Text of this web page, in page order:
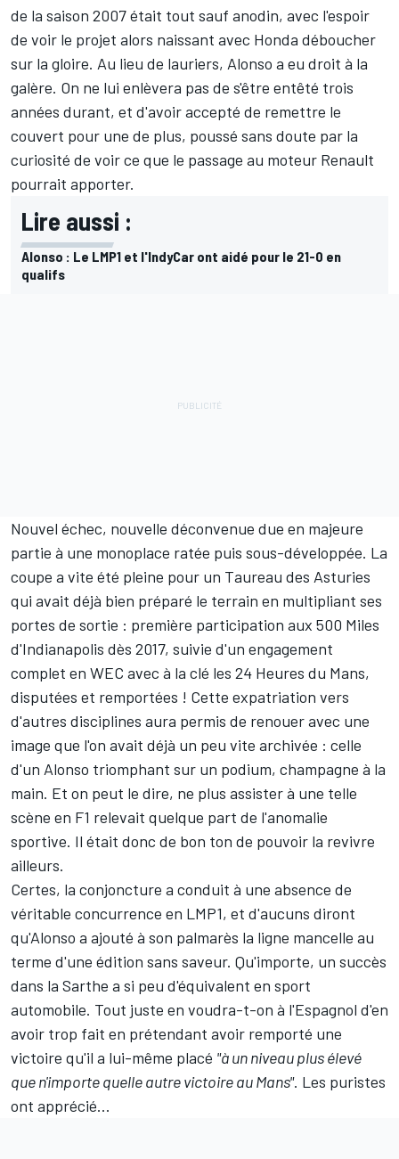
de la saison 2007 était tout sauf anodin, avec l'espoir
de voir le projet alors naissant avec Honda déboucher
sur la gloire. Au lieu de lauriers, Alonso a eu droit à la
galère. On ne lui enlèvera pas de s'être entêté trois
années durant, et d'avoir accepté de remettre le
couvert pour une de plus, poussé sans doute par la
curiosité de voir ce que le passage au moteur Renault
pourrait apporter.
Lire aussi :
Alonso : Le LMP1 et l'IndyCar ont aidé pour le 21-0 en
qualifs
Nouvel échec, nouvelle déconvenue due en majeure
partie à une monoplace ratée puis sous-développée. La
coupe a vite été pleine pour un Taureau des Asturies
qui avait déjà bien préparé le terrain en multipliant ses
portes de sortie : première participation aux 500 Miles
d'Indianapolis dès 2017, suivie d'un engagement
complet en WEC avec à la clé les 24 Heures du Mans,
disputées et remportées ! Cette expatriation vers
d'autres disciplines aura permis de renouer avec une
image que l'on avait déjà un peu vite archivée : celle
d'un Alonso triomphant sur un podium, champagne à la
main. Et on peut le dire, ne plus assister à une telle
scène en F1 relevait quelque part de l'anomalie
sportive. Il était donc de bon ton de pouvoir la revivre
ailleurs.
Certes, la conjoncture a conduit à une absence de
véritable concurrence en LMP1, et d'aucuns diront
qu'Alonso a ajouté à son palmarès la ligne mancelle au
terme d'une édition sans saveur. Qu'importe, un succès
dans la Sarthe a si peu d'équivalent en sport
automobile. Tout juste en voudra-t-on à l'Espagnol d'en
avoir trop fait en prétendant avoir remporté une
victoire qu'il a lui-même placé "à un niveau plus élevé
que n'importe quelle autre victoire au Mans". Les puristes
ont apprécié...